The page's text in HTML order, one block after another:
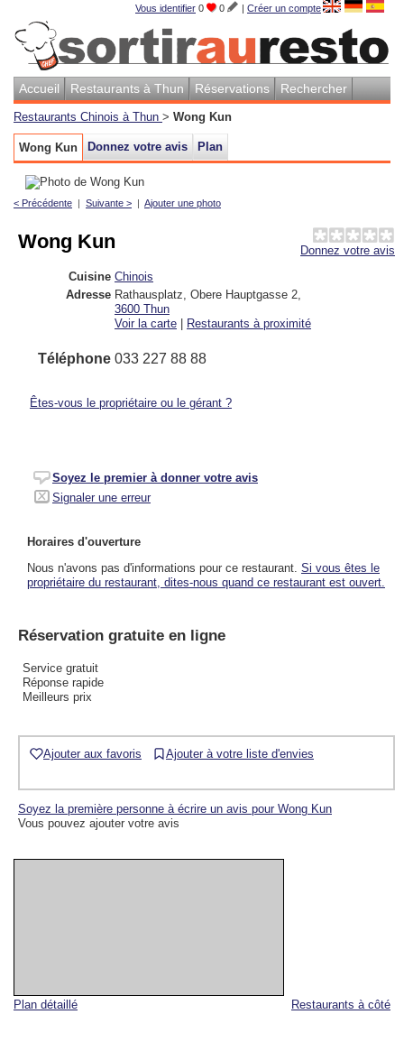
Vous identifier 0 0 | Créer un compte
Accueil Restaurants à Thun Réservations Rechercher
Restaurants Chinois à Thun > Wong Kun
Wong Kun Donnez votre avis Plan
< Précédente | Suivante > | Ajouter une photo
Restaurants à côté
Plan détaillé
Donnez votre avis
Wong Kun
Cuisine Chinois
Adresse Rathausplatz, Obere Hauptgasse 2
3600 Thun
Voir la carte
Restaurants à proximité
Téléphone 033 227 88 88
Êtes-vous le propriétaire ou le gérant ?
Soyez le premier à donner votre avis
Signaler une erreur
Horaires d'ouverture
Nous n'avons pas d'informations pour ce restaurant. Si vous êtes le
propriétaire du restaurant, dites-nous quand ce restaurant est ouvert.
Réservation gratuite en ligne
Service gratuit
Réponse rapide
Meilleurs prix
Ajouter aux favoris Ajouter à votre liste d'envies
Soyez la première personne à écrire un avis pour Wong Kun
Vous pouvez ajouter votre avis